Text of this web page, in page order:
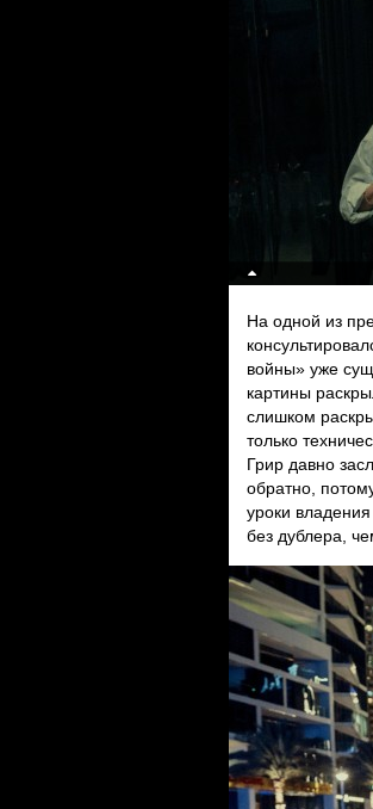
На одной из
войны» уже
картины
слишком
только
Грир давно
обратно,
уроки
без дублера,